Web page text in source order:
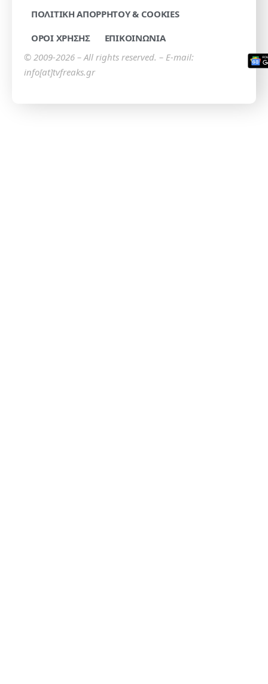
ΠΟΛΙΤΙΚΗ ΑΠΟΡΡΗΤΟΥ & COOKIES
ΟΡΟΙ ΧΡΗΣΗΣ
ΕΠΙΚΟΙΝΩΝΙΑ
© 2009-2026 – All rights reserved. – E-mail:
info[at]tvfreaks.gr